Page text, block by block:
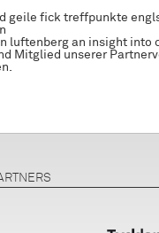
geile fick treffpunkte
luftenberg an insight into
Mitglied unserer